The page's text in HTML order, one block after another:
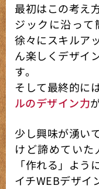
最初はこの考え
ジックに沿って
徐々にスキルア
ん楽しくデザイ
す。
そして最終的には
ルのデザイン力
少し興味が湧い
けど諦めてい
「作れる」よ
イチWEBデザイ